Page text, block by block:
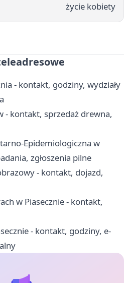
życie kobiety
- kontakt, godziny, wydziały
- kontakt, sprzedaż drewna,
Epidemiologiczna w
zgłoszenia pilne
- kontakt, dojazd,
w Piasecznie - kontakt,
- kontakt, godziny, e-